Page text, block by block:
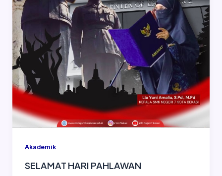
Akademik
SELAMAT HARI PAHLAWAN